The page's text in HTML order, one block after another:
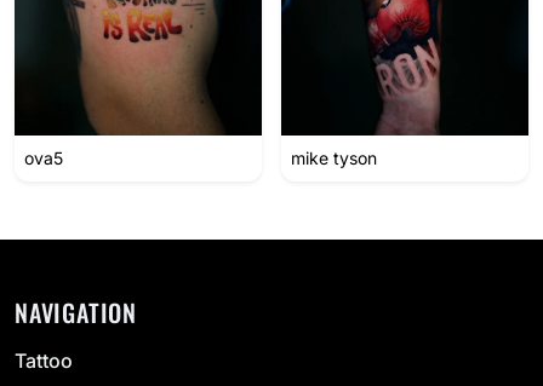
ova5 mike tyson
NAVIGATION
Tattoo